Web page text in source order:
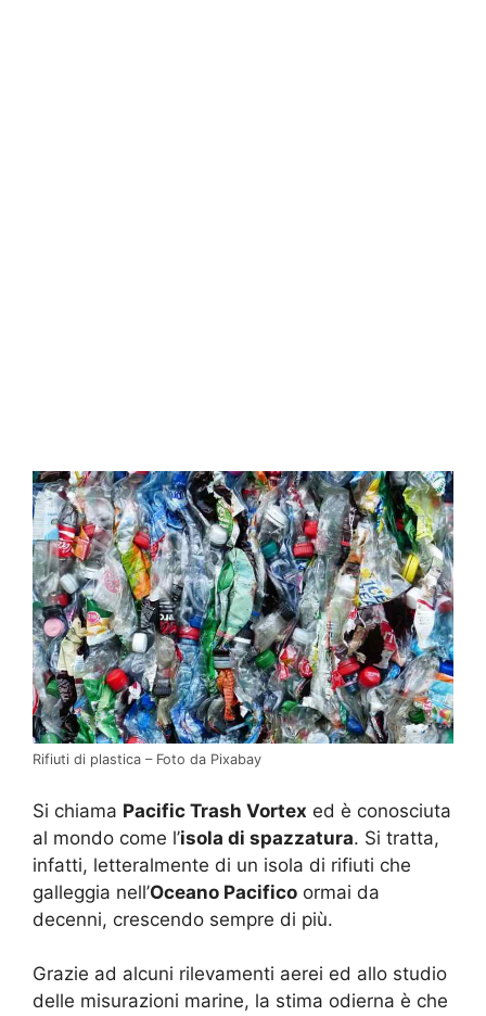
Rifiuti di plastica – Foto da Pixabay
Si chiama Pacific Trash Vortex ed è conosciuta
al mondo come l’isola di spazzatura. Si tratta,
infatti, letteralmente di un isola di rifiuti che
galleggia nell’Oceano Pacifico ormai da
decenni, crescendo sempre di più.
Grazie ad alcuni rilevamenti aerei ed allo studio
delle misurazioni marine, la stima odierna è che